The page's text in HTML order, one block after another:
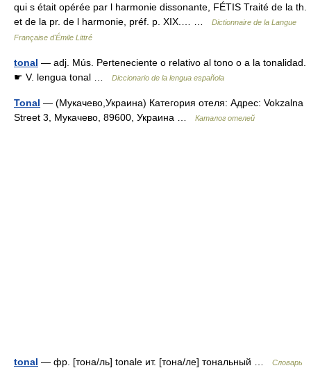
qui s était opérée par l harmonie dissonante, FÉTIS Traité de la th.
et de la pr. de l harmonie, préf. p. XIX.… …
Dictionnaire de la Langue
Française d'Émile Littré
tonal — adj. Mús. Perteneciente o relativo al tono o a la tonalidad.
☛ V. lengua tonal …
Diccionario de la lengua española
Tonal — (Мукачево,Украина) Категория отеля: Адрес: Vokzalna
Street 3, Мукачево, 89600, Украина …
Каталог отелей
tonal — фр. [тона/ль] tonale ит. [тона/ле] тональный …
Словарь